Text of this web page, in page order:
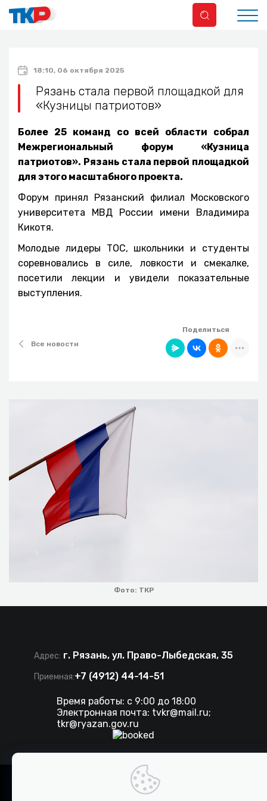
18:10, 06 октября 2025
Рязань стала первой площадкой для
«Кузницы патриотов»
Более 25 команд со всей области собрал
Межрегиональный форум «Кузница
патриотов». Рязань стала первой площадкой
для этого масштабного проекта.
Форум принял Рязанский филиал Московского
университета МВД России имени Владимира
Кикотя.
Молодые лидеры ТОС, школьники и студенты
соревновались в силе, ловкости и смекалке,
посетили лекции и увидели показательные
выступления.
Все новости
Поделиться
Фото: ТКР
Адрес: г. Рязань, ул. Право-Лыбедская, 35
Приемная:+7 (4912) 44-14-51
Время работы: с 9:00 до 18:00
Электронная почта: tvkr@mail.ru;
tkr@ryazan.gov.ru
2026 . Все права защищены. ТКР.
Разработка сайта IT-media